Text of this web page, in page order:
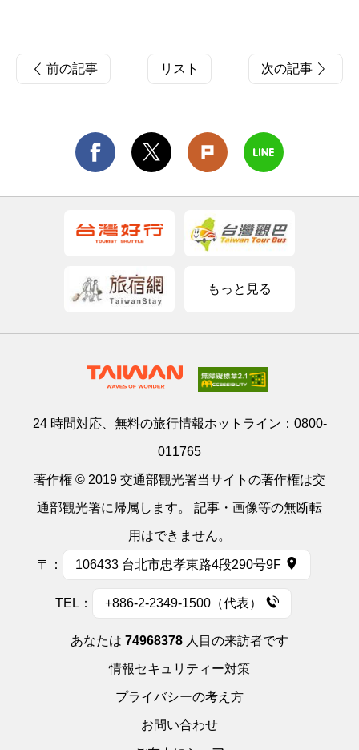
前の記事 リスト 次の記事
もっと見る
24 時間対応、無料の旅行情報ホットライン： 0800-
011765
著作権 © 2019 交通部観光署当サイトの著作権は交
通部観光署に帰属します。 記事・画像等の無断転
用はできません。
〒： 106433 台北市忠孝東路4段290号9F
TEL： +886-2-2349-1500（代表）
あなたは 74968378 人目の来訪者です
情報セキュリティー対策
プライバシーの考え方
お問い合わせ